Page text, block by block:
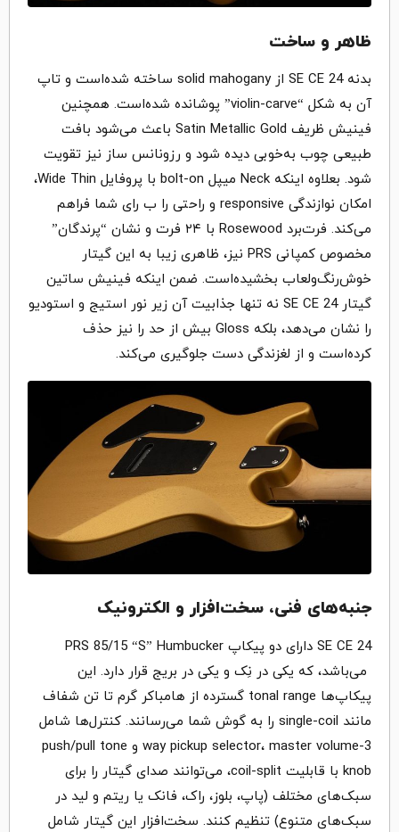
ظاهر و ساخت
بدنه SE CE 24 از solid mahogany ساخته شده‌است و تاپ
آن به شکل “violin-carve” پوشانده شده‌است. همچنین
فینیش ظریف Satin Metallic Gold باعث می‌شود بافت
طبیعی چوب به‌خوبی دیده شود و رزونانس ساز نیز تقویت
شود. بعلاوه اینکه Neck میپل bolt-on با پروفایل Wide Thin،
امکان نوازندگی responsive و راحتی را ب رای شما فراهم
می‌کند. فرت‌برد Rosewood با ۲۴ فرت و نشان “پرندگان”
مخصوص کمپانی PRS نیز، ظاهری زیبا به این گیتار
خوش‌رنگ‌ولعاب بخشیده‌است. ضمن اینکه فینیش ساتین
گیتار SE CE 24 نه تنها جذابیت آن زیر نور استیج و استودیو
را نشان می‌دهد، بلکه Gloss بیش از حد را نیز حذف
کرده‌است و از لغزندگی دست جلوگیری می‌کند.
جنبه‌های فنی، سخت‌افزار و الکترونیک
SE CE 24 دارای دو پیکاپ PRS 85/15 “S” Humbucker
می‌باشد، که یکی در نِک و یکی در بریج قرار دارد. این
پیکاپ‌ها tonal range گسترده از هامباکر گرم تا تن شفاف
مانند single-coil را به گوش شما می‌رسانند. کنترل‌ها شامل
3-way pickup selector، master volume و push/pull tone
knob با قابلیت coil-split، می‌توانند صدای گیتار را برای
سبک‌های مختلف (پاپ، بلوز، راک، فانک یا ریتم و لید در
سبک‌های متنوع) تنظیم کنند. سخت‌افزار این گیتار شامل